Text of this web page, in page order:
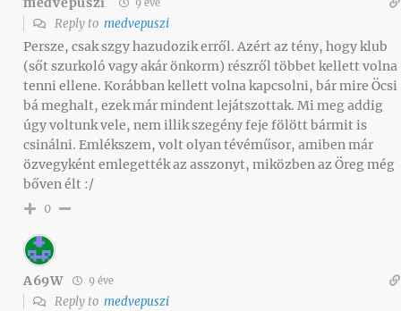
9 éve
Reply to medvepuszi
Persze, csak szgy hazudozik erről. Azért az tény, hogy klub
(sőt szurkoló vagy akár önkorm) részről többet kellett volna
tenni ellene. Korábban kellett volna kapcsolni, bár mire Öcsi
bá meghalt, ezek már mindent lejátszottak. Mi meg addig
úgy voltunk vele, nem illik szegény feje fölött bármit is
csinálni. Emlékszem, volt olyan tévéműsor, amiben már
özvegyként emlegették az asszonyt, miközben az Öreg még
bőven élt :/
0
A69W 9 éve
Reply to medvepuszi